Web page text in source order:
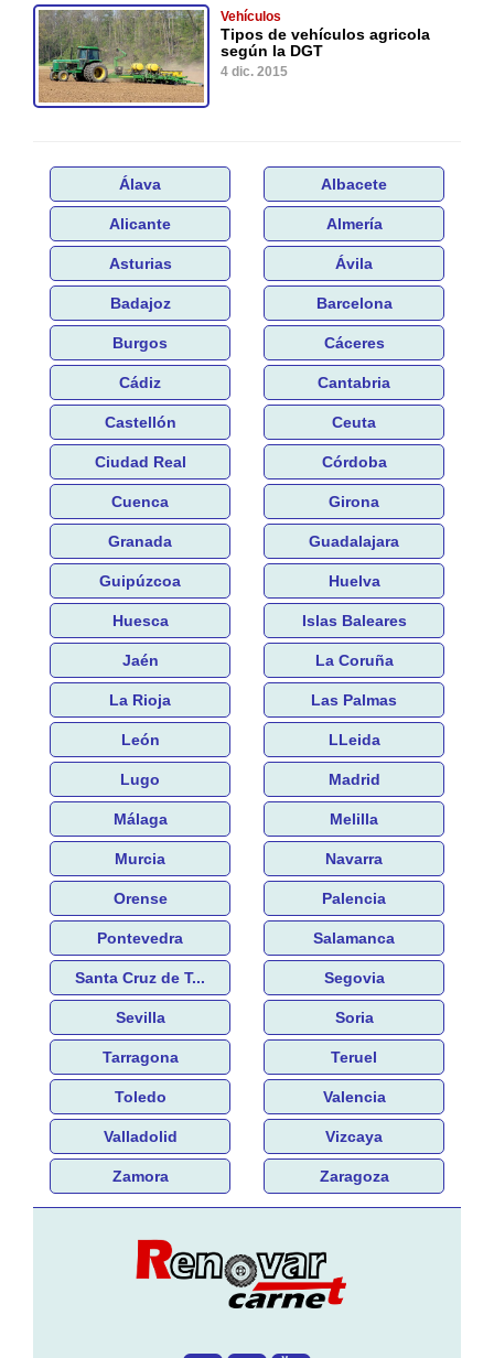
Vehículos
Tipos de vehículos agricola
según la DGT
4 dic. 2015
Álava Albacete
Alicante Almería
Asturias Ávila
Badajoz Barcelona
Burgos Cáceres
Cádiz Cantabria
Castellón Ceuta
Ciudad Real Córdoba
Cuenca Girona
Granada Guadalajara
Guipúzcoa Huelva
Huesca Islas Baleares
Jaén La Coruña
La Rioja Las Palmas
León LLeida
Lugo Madrid
Málaga Melilla
Murcia Navarra
Orense Palencia
Pontevedra Salamanca
Santa Cruz de T... Segovia
Sevilla Soria
Tarragona Teruel
Toledo Valencia
Valladolid Vizcaya
Zamora Zaragoza